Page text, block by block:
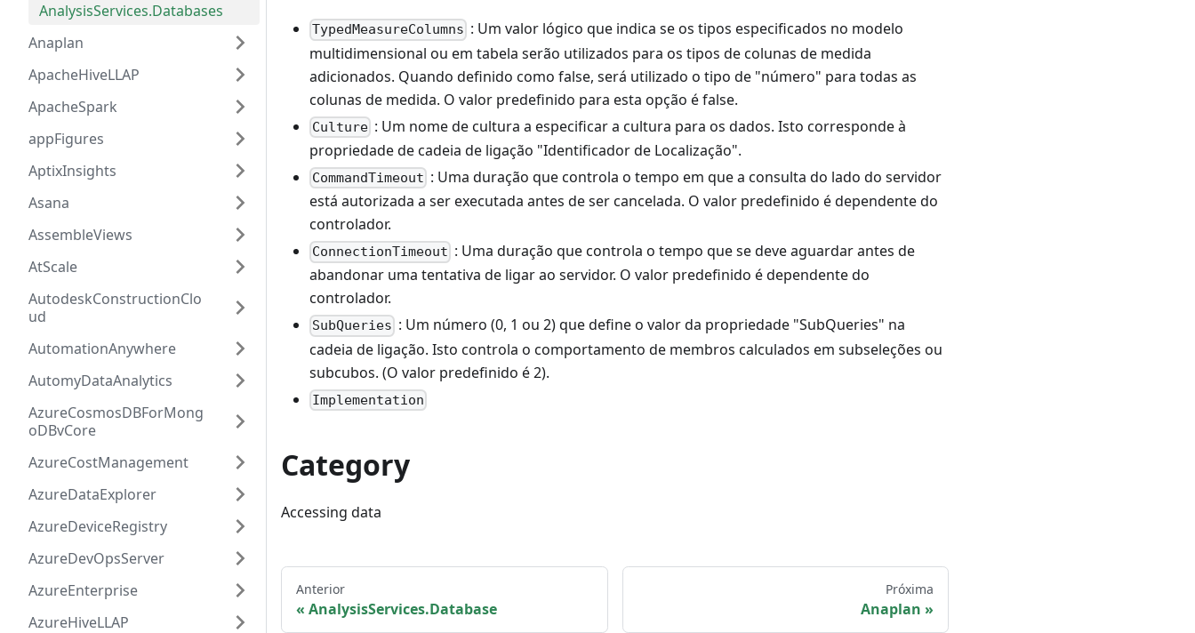
AnalysisServices.Databases
Anaplan
ApacheHiveLLAP
ApacheSpark
appFigures
AptixInsights
Asana
AssembleViews
AtScale
AutodeskConstructionClo
ud
AutomationAnywhere
AutomyDataAnalytics
AzureCosmosDBForMong
oDBvCore
AzureCostManagement
AzureDataExplorer
AzureDeviceRegistry
AzureDevOpsServer
AzureEnterprise
AzureHiveLLAP
TypedMeasureColumns : Um valor lógico que indica se os tipos especificados no modelo
multidimensional ou em tabela serão utilizados para os tipos de colunas de medida
adicionados. Quando definido como false, será utilizado o tipo de "número" para todas as
colunas de medida. O valor predefinido para esta opção é false.
Culture : Um nome de cultura a especificar a cultura para os dados. Isto corresponde à
propriedade de cadeia de ligação "Identificador de Localização".
CommandTimeout : Uma duração que controla o tempo em que a consulta do lado do servidor
está autorizada a ser executada antes de ser cancelada. O valor predefinido é dependente do
controlador.
ConnectionTimeout : Uma duração que controla o tempo que se deve aguardar antes de
abandonar uma tentativa de ligar ao servidor. O valor predefinido é dependente do
controlador.
SubQueries : Um número (0, 1 ou 2) que define o valor da propriedade "SubQueries" na
cadeia de ligação. Isto controla o comportamento de membros calculados em subseleções ou
subcubos. (O valor predefinido é 2).
Implementation
Category
Accessing data
Anterior
AnalysisServices.Database
Próxima
Anaplan